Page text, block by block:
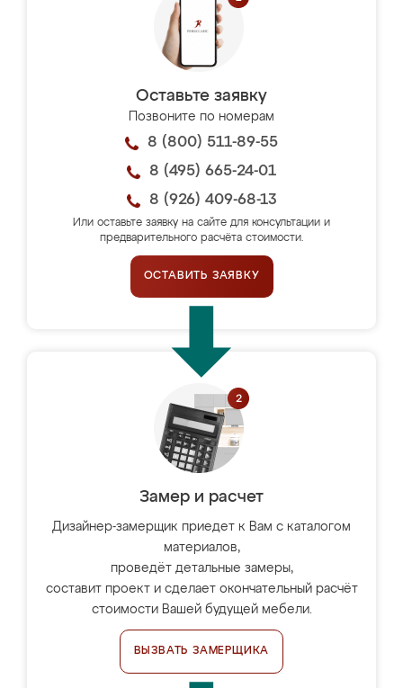
Оставьте заявку
Позвоните по номерам
8 (800) 511-89-55
8 (495) 665-24-01
8 (926) 409-68-13
Или оставьте заявку на сайте для консультации и
предварительного расчёта стоимости.
ОСТАВИТЬ ЗАЯВКУ
Замер и расчет
Дизайнер-замерщик приедет к Вам с каталогом
материалов,
проведёт детальные замеры,
составит проект и сделает окончательный расчёт
стоимости Вашей будущей мебели.
ВЫЗВАТЬ ЗАМЕРЩИКА